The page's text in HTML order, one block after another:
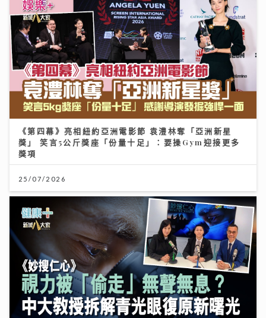
《第四幕》亮相紐約亞洲電影節 袁澧林奪「亞洲新星
獎」 笑言5公斤獎座「份量十足」：要操Gym迎接更多
獎項
25/07/2026